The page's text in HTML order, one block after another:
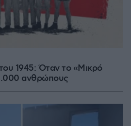
1945: Όταν το «Μικρό
ανθρώπους